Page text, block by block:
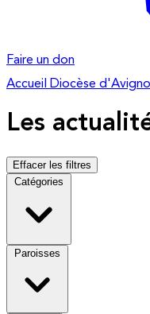
Faire un don
Accueil
Diocèse
Les
Effacer les filtres
Catégories
Paroisses